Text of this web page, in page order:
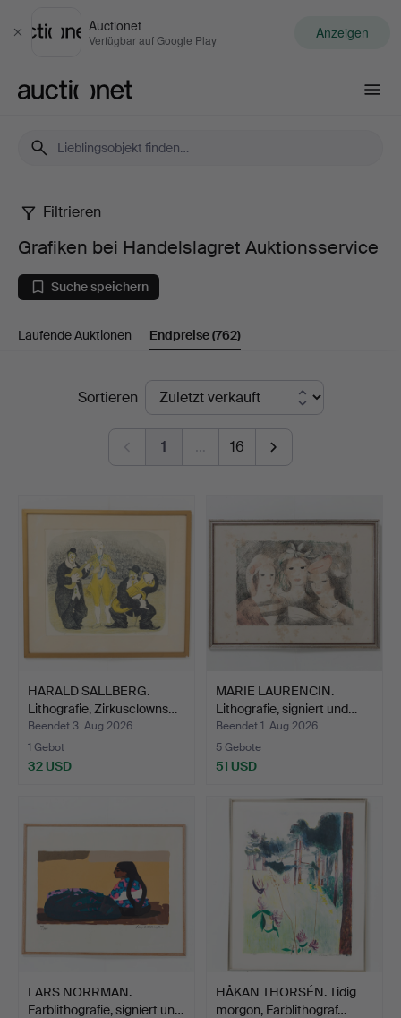
Schließen
Auctionet
Verfügbar auf Google Play Anzeigen
Grafiken
bei
Handelslagret
Auktionsservice
Filtrieren
Grafiken bei Handelslagret Auktionsservice
Suche speichern
Laufende Auktionen Endpreise(762)
EndpreiseSortieren
1 … 16
HARALD SALLBERG.
Lithografie, Zirkusclowns…
Beendet 3. Aug 2026
1 Gebot
32 USD
MARIE LAURENCIN.
Lithografie, signiert und…
Beendet 1. Aug 2026
5 Gebote
51 USD
LARS NORRMAN.
Farblithografie, signiert un…
HÅKAN THORSÉN. Tidig
morgon, Farblithograf…